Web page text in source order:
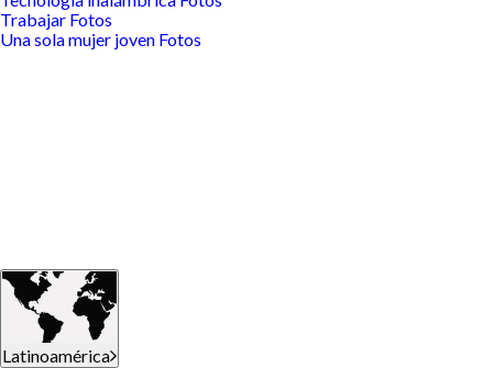
Trabajar Fotos
Una sola mujer joven Fotos
Latinoamérica